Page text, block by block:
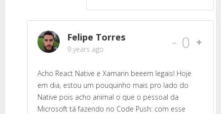
Felipe Torres
9 years ago - 0
Acho React Native e Xamarin beeem legais! Hoje
em dia, estou um pouquinho mais pro lado do
Native pois acho animal o que o pessoal da
Microsoft tá fazendo no Code Push: com esse